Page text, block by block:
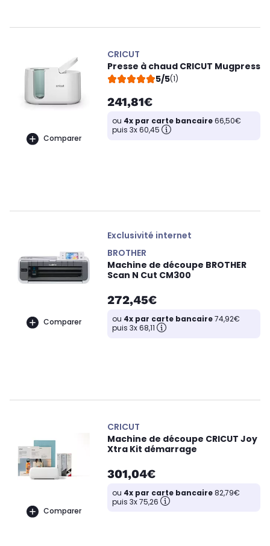
Comparer
CRICUT
Presse à chaud CRICUT Mugpress
5/5(1)
241,81€
ou 4x par carte bancaire66,50€
puis 3x 60,45
Comparer
Exclusivité internet
BROTHER
Machine de découpe BROTHER
Scan N Cut CM300
272,45€
ou 4x par carte bancaire74,92€
puis 3x 68,11
Comparer
CRICUT
Machine de découpe CRICUT Joy
Xtra Kit démarrage
301,04€
ou 4x par carte bancaire82,79€
puis 3x 75,26